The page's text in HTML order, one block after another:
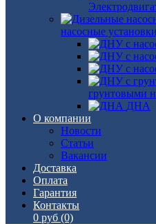
насосные установки
грунтовыми
ДНА
О компании
Новости
Статьи
Вакансии
Доставка
Оплата
Гарантия
Контакты
0 руб (0)